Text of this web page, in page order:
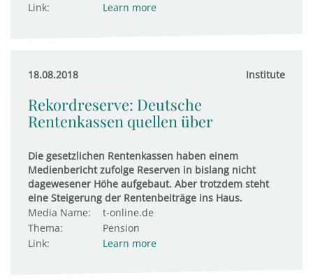
Link:
Learn more
18.08.2018 Institute
Rekordreserve: Deutsche
Rentenkassen quellen über
Die gesetzlichen Rentenkassen haben einem
Medienbericht zufolge Reserven in bislang nicht
dagewesener Höhe aufgebaut. Aber trotzdem steht
eine Steigerung der Rentenbeiträge ins Haus.
Media Name:
t-online.de
Thema:
Pension
Link:
Learn more